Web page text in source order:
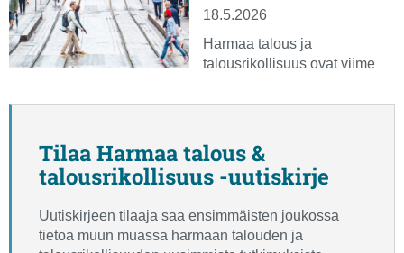
1.10.2026 ja vahvistavat
torjunnan vaikuttavuutta.
18.5.2026
Harmaa talous ja
talousrikollisuus ovat viime
kansainvälistyneet nopeasti.
toteutettu viranomaiskysely
osoittaa, että rikollinen
toiminta hyväksikäyttää
digitaalisia maksutapoja ja
rajat ylittäviä järjestelyjä.
Tilaa Harmaa talous &
talousrikollisuus -uutiskirje
Uutiskirjeen tilaaja saa ensimmäisten joukossa
tietoa muun muassa harmaan talouden ja